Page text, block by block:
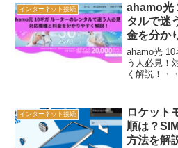
インターネット接続
ahamo光
タルで迷
金を分か
ahamo光
う人必見！
く解説！・
インターネット接続
ロケット
順は？
方法を解